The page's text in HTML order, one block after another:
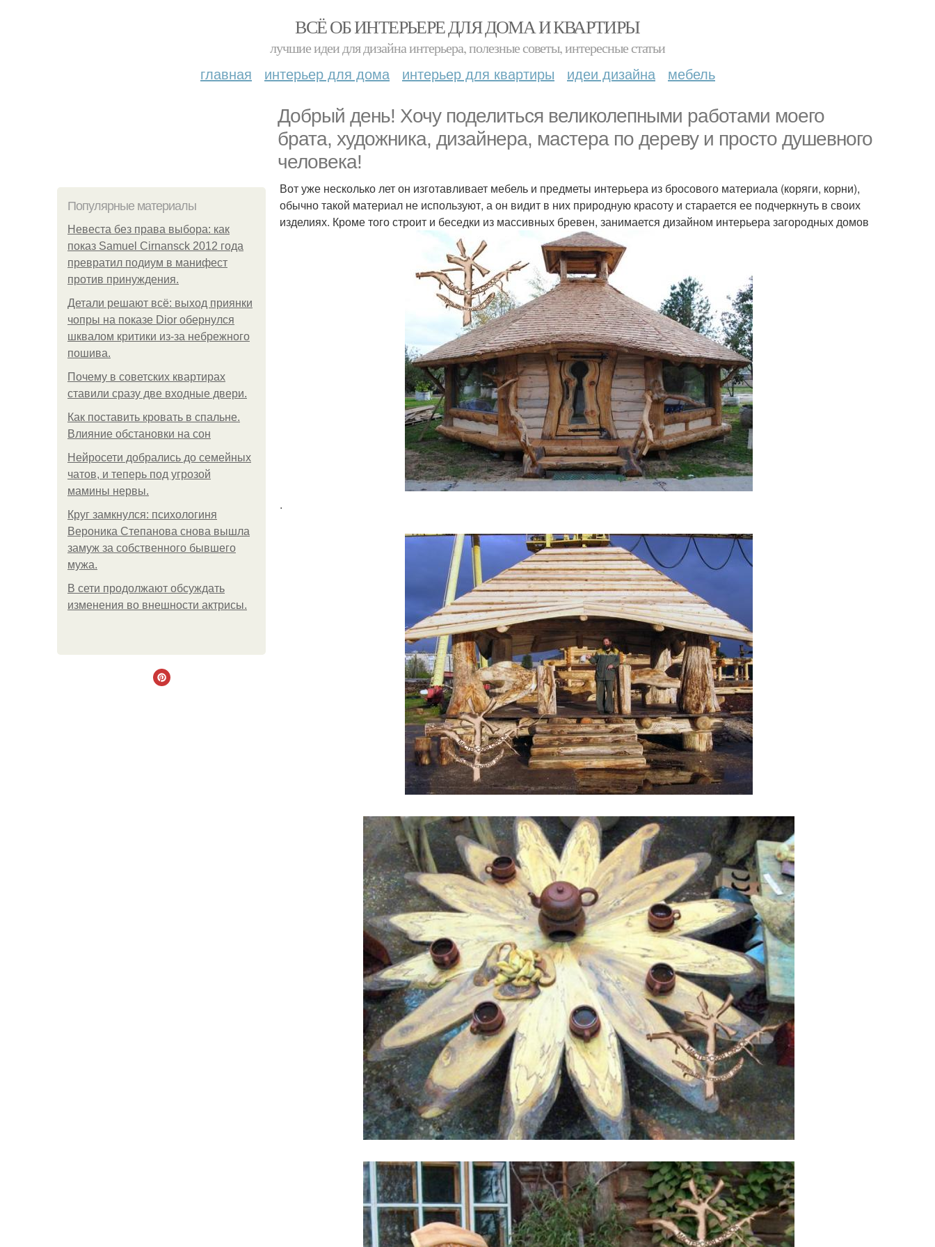
ВСЁ ОБ ИНТЕРЬЕРЕ ДЛЯ ДОМА И КВАРТИРЫ
лучшие идеи для дизайна интерьера, полезные советы, интересные статьи
главная интерьер для дома интерьер для квартиры идеи дизайна мебель
Добрый день! Хочу поделиться великолепными работами моего
брата, художника, дизайнера, мастера по дереву и просто душевного
человека!
Популярные материалы
Невеста без права выбора: как
показ Samuel Cirnansck 2012 года
превратил подиум в манифест
против принуждения.
Детали решают всё: выход приянки
чопры на показе Dior обернулся
шквалом критики из-за небрежного
пошива.
Почему в советских квартирах
ставили сразу две входные двери.
Как поставить кровать в спальне.
Влияние обстановки на сон
Нейросети добрались до семейных
чатов, и теперь под угрозой
мамины нервы.
Круг замкнулся: психологиня
Вероника Степанова снова вышла
замуж за собственного бывшего
мужа.
В сети продолжают обсуждать
изменения во внешности актрисы.
Вот уже несколько лет он изготавливает мебель и предметы интерьера из бросового материала (коряги, корни),
обычно такой материал не используют, а он видит в них природную красоту и старается ее подчеркнуть в своих
изделиях. Кроме того строит и беседки из массивных бревен, занимается дизайном интерьера загородных домов
.